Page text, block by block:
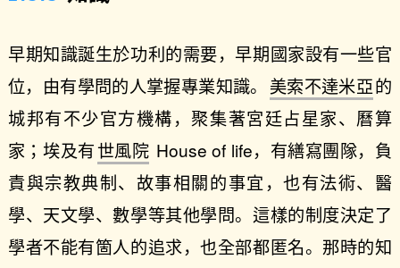
早期知識誕生於功利的需要，早期國家設有一些官
位，由有學問的人掌握專業知識。 美索不達米亞的
城邦有不少官方機構，聚集著宮廷占星家、曆算
家；埃及有世風院 House of life，有繕寫團隊，負
責與宗教典制、故事相關的事宜，也有法術、醫
學、天文學、數學等其他學問。這樣的制度決定了
學者不能有箇人的追求，也全部都匿名。那時的知